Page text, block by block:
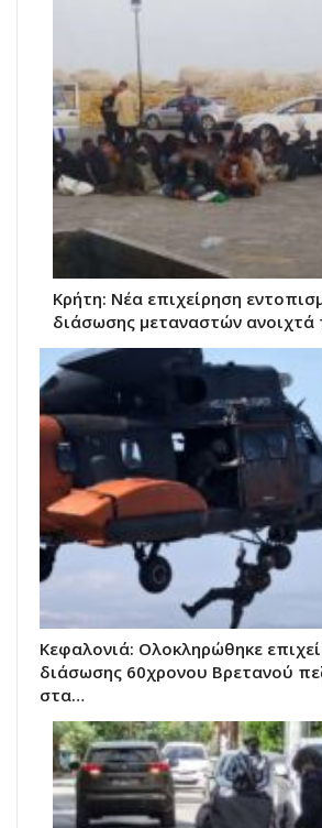
Κρήτη: Νέα επιχείρηση
διάσωσης μεταναστών ανοιχτά
Κεφαλονιά: Ολοκληρώθηκε
διάσωσης 60χρονου Βρετανού
στα…